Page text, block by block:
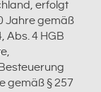
erfolgt
Jahre gemäß
Abs. 4 HGB
gemäß § 257